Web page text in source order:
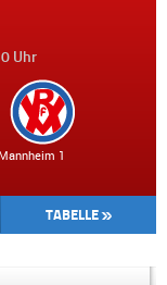
Uhr
1
TABELLE